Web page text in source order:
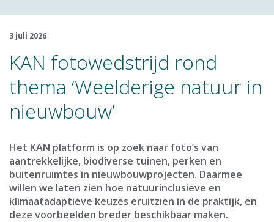
3 juli 2026
KAN fotowedstrijd rond
thema ‘Weelderige natuur in
nieuwbouw’
Het KAN platform is op zoek naar foto’s van
aantrekkelijke, biodiverse tuinen, perken en
buitenruimtes in nieuwbouwprojecten. Daarmee
willen we laten zien hoe natuurinclusieve en
klimaatadaptieve keuzes eruitzien in de praktijk, en
deze voorbeelden breder beschikbaar maken.